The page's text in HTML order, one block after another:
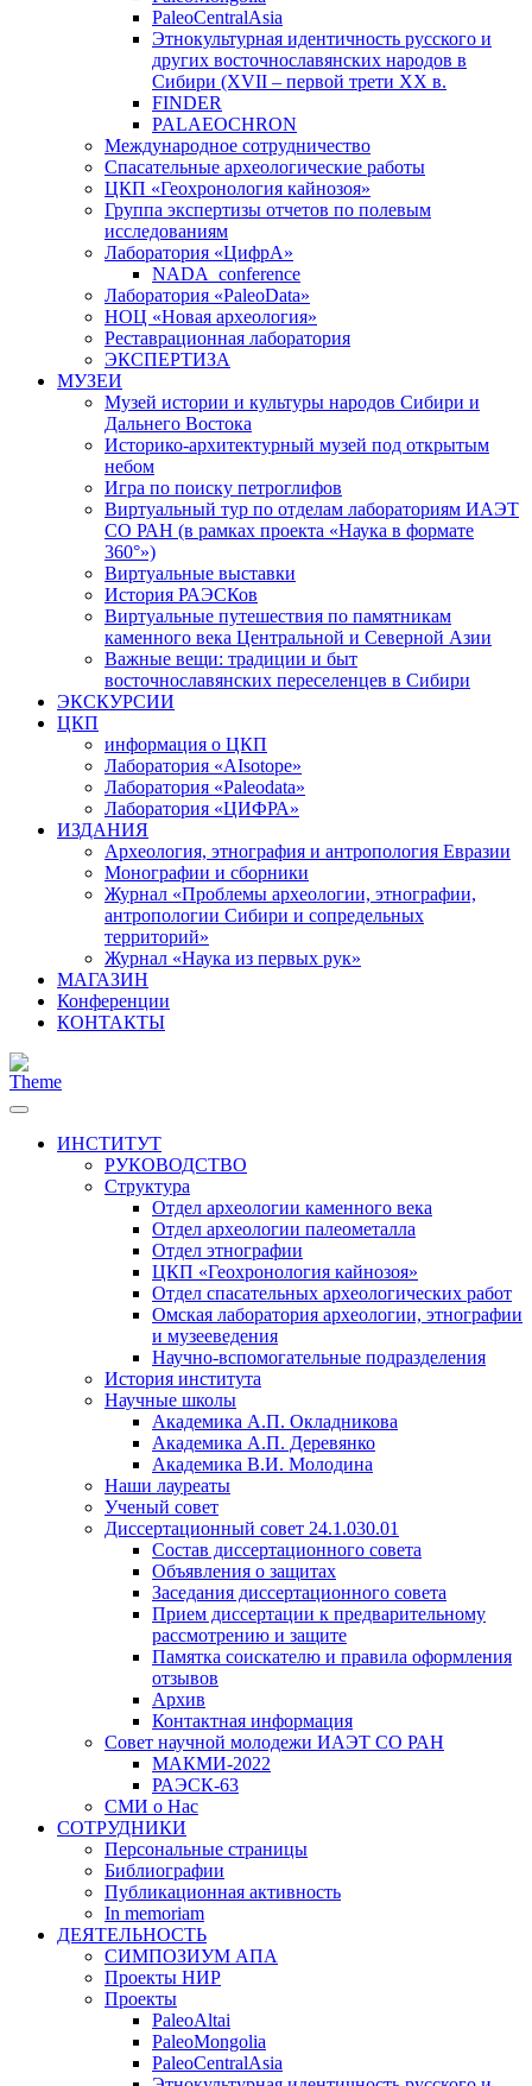
PaleoCentralAsia
Этнокультурная идентичность русского и
других восточнославянских народов в
Сибири (XVII – первой трети ХХ в.
FINDER
PALAEOCHRON
Международное сотрудничество
Спасательные археологические работы
ЦКП «Геохронология кайнозоя»
Группа экспертизы отчетов по полевым
исследованиям
Лаборатория «ЦифрА»
NADA_conference
Лаборатория «PaleoData»
НОЦ «Новая археология»
Реставрационная лаборатория
ЭКСПЕРТИЗА
МУЗЕИ
Музей истории и культуры народов Сибири и
Дальнего Востока
Историко-архитектурный музей под открытым
небом
Игра по поиску петроглифов
Виртуальный тур по отделам лабораториям ИАЭТ
СО РАН (в рамках проекта «Наука в формате
360°»)
Виртуальные выставки
История РАЭСКов
Виртуальные путешествия по памятникам
каменного века Центральной и Северной Азии
Важные вещи: традиции и быт
восточнославянских переселенцев в Сибири
ЭКСКУРСИИ
ЦКП
информация о ЦКП
Лаборатория «AIsotope»
Лаборатория «Paleodata»
Лаборатория «ЦИФРА»
ИЗДАНИЯ
Археология, этнография и антропология Евразии
Монографии и сборники
Журнал «Проблемы археологии, этнографии,
антропологии Сибири и сопредельных
территорий»
Журнал «Наука из первых рук»
МАГАЗИН
Конференции
КОНТАКТЫ
ИНСТИТУТ
РУКОВОДСТВО
Структура
Отдел археологии каменного века
Отдел археологии палеометалла
Отдел этнографии
ЦКП «Геохронология кайнозоя»
Отдел спасательных археологических работ
Омская лаборатория археологии, этнографии
и музееведения
Научно-вспомогательные подразделения
История института
Научные школы
Академика А.П. Окладникова
Академика А.П. Деревянко
Академика В.И. Молодина
Наши лауреаты
Ученый совет
Диссертационный совет 24.1.030.01
Состав диссертационного совета
Объявления о защитах
Заседания диссертационного совета
Прием диссертации к предварительному
рассмотрению и защите
Памятка соискателю и правила оформления
отзывов
Архив
Контактная информация
Совет научной молодежи ИАЭТ СО РАН
МАКМИ-2022
РАЭСК-63
СМИ о Нас
СОТРУДНИКИ
Персональные страницы
Библиографии
Публикационная активность
In memoriam
ДЕЯТЕЛЬНОСТЬ
СИМПОЗИУМ АПА
Проекты НИР
Проекты
PaleoAltai
PaleoMongolia
PaleoCentralAsia